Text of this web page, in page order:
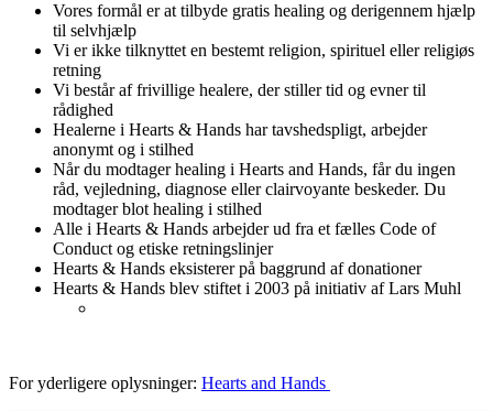
Vores formål er at tilbyde gratis healing og derigennem hjælp
til selvhjælp
Vi er ikke tilknyttet en bestemt religion, spirituel eller religiøs
retning
Vi består af frivillige healere, der stiller tid og evner til
rådighed
Healerne i Hearts & Hands har tavshedspligt, arbejder
anonymt og i stilhed
Når du modtager healing i Hearts and Hands, får du ingen
råd, vejledning, diagnose eller clairvoyante beskeder. Du
modtager blot healing i stilhed
Alle i Hearts & Hands arbejder ud fra et fælles Code of
Conduct og etiske retningslinjer
Hearts & Hands eksisterer på baggrund af donationer
Hearts & Hands blev stiftet i 2003 på initiativ af Lars Muhl
For yderligere oplysninger: Hearts and Hands